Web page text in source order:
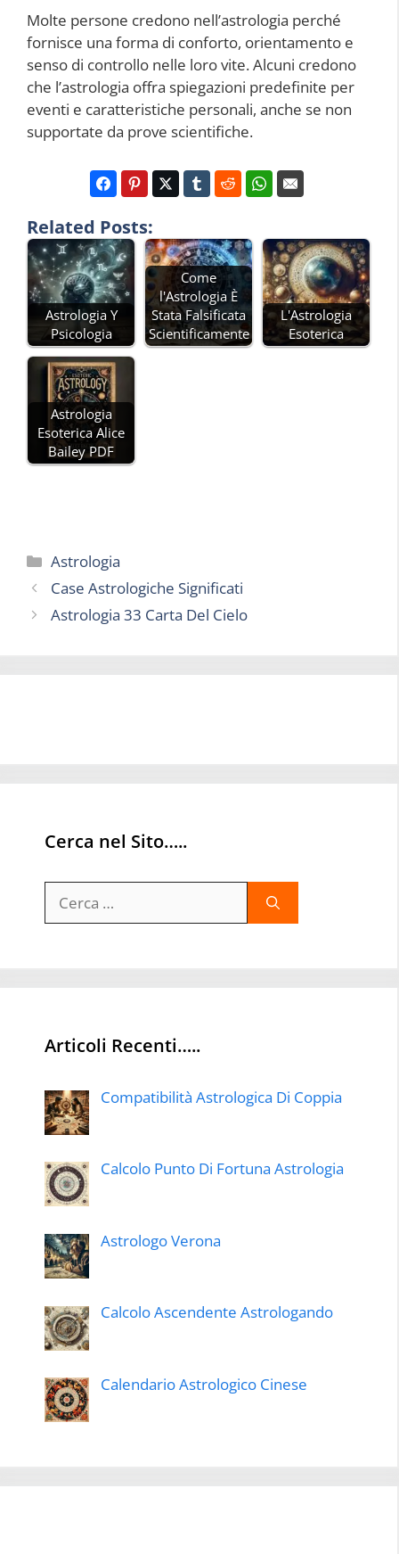
Molte persone credono nell’astrologia perché
fornisce una forma di conforto, orientamento e
senso di controllo nelle loro vite. Alcuni credono
che l’astrologia offra spiegazioni predefinite per
eventi e caratteristiche personali, anche se non
supportate da prove scientifiche.
Related Posts:
Astrologia Y
Psicologia
Come
l'Astrologia È
Stata Falsificata
Scientificamente
L'Astrologia
Esoterica
Astrologia
Esoterica Alice
Bailey PDF
Categorie
Astrologia
Case Astrologiche Significati
Astrologia 33 Carta Del Cielo
Cerca nel Sito…..
per:
Articoli Recenti…..
Compatibilità Astrologica Di Coppia
Calcolo Punto Di Fortuna Astrologia
Astrologo Verona
Calcolo Ascendente Astrologando
Calendario Astrologico Cinese